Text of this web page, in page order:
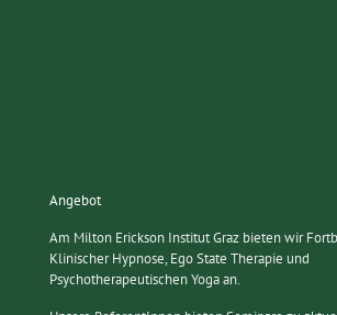
Angebot
Am Milton Erickson Institut Graz bieten wir
Klinischer Hypnose, Ego State Therapie und
Psychotherapeutischen Yoga an.